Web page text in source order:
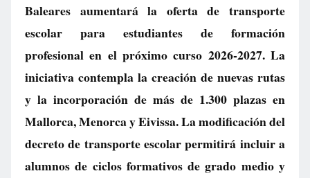
Baleares aumentará la oferta de transporte
escolar para estudiantes de formación
profesional en el próximo curso 2026-2027. La
iniciativa contempla la creación de nuevas rutas
y la incorporación de más de 1.300 plazas en
Mallorca, Menorca y Eivissa. La modificación del
decreto de transporte escolar permitirá incluir a
alumnos de ciclos formativos de grado medio y